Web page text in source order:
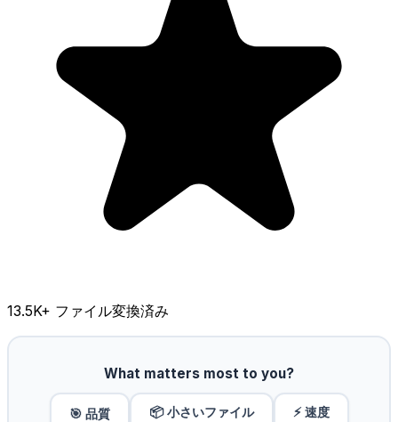
13.5K+ ファイル変換済み
What matters most to you?
🎯 品質 📦 小さいファイル ⚡ 速度